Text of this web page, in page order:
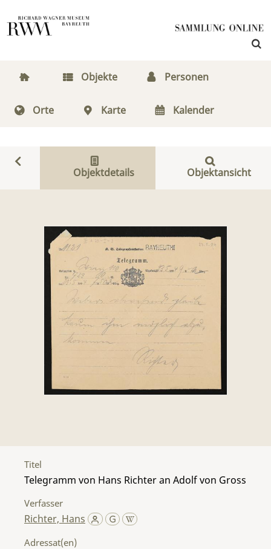
Objekte Personen
Orte Karte Kalender
Objektdetails Objektansicht
Titel
Telegramm von Hans Richter an Adolf von Gross
Verfasser
Richter, Hans
Adressat(en)